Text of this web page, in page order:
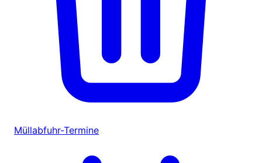
Müllabfuhr-Termine